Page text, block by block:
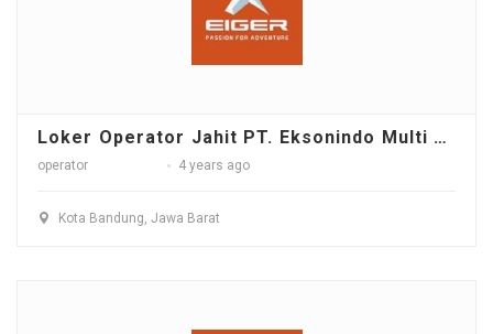
Loker Operator Jahit PT. Eksonindo Multi Product Industry (PT. EMPI)
operator 4 years ago
Kota Bandung, Jawa Barat